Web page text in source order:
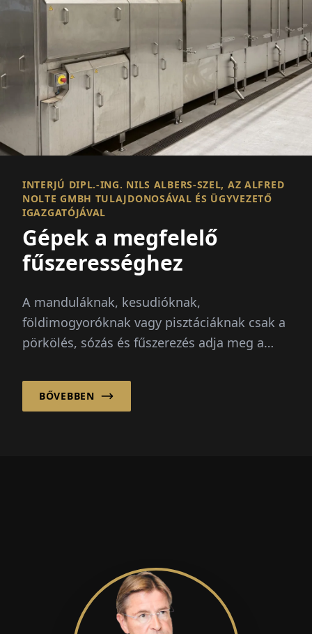
INTERJÚ DIPL.-ING. NILS ALBERS-SZEL, AZ ALFRED
NOLTE GMBH TULAJDONOSÁVAL ÉS ÜGYVEZETŐ
IGAZGATÓJÁVAL
Gépek a megfelelő
fűszerességhez
A manduláknak, kesudióknak,
földimogyoróknak vagy pisztáciáknak csak a
pörkölés, sózás és fűszerezés adja meg a
Reinbekből fejleszt...
BŐVEBBEN